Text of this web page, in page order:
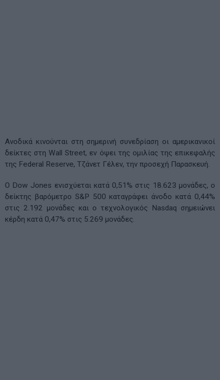
Ανοδικά κινούνται στη σημερινή συνεδρίαση οι αμερικανικοί
δείκτες στη Wall Street, εν όψει της ομιλίας της επικεφαλής
της Federal Reserve, Τζάνετ Γέλεν, την προσεχή Παρασκευή.
O Dow Jones ενισχύεται κατά 0,51% στις 18.623 μονάδες, ο
δείκτης βαρόμετρο S&P 500 καταγράφει άνοδο κατά 0,44%
στις 2.192 μονάδες και ο τεχνολογικός Nasdaq σημειώνει
κέρδη κατά 0,47% στις 5.269 μονάδες.